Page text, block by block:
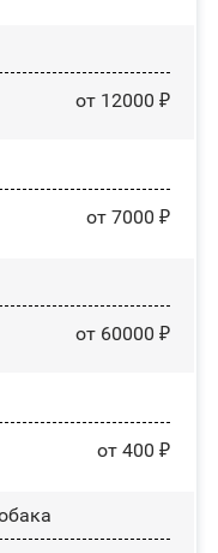
от 12000 ₽
от 7000 ₽
от 60000 ₽
от 400 ₽